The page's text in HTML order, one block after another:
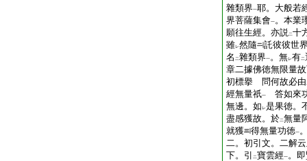
雜類界一耶。大般若
界菩薩集會一。本業
願往生經。亦説二十
雖レ然隨
託彼彼世
名 二雜類界一。無レ有二
章二據佛徳無限量
初標擧 問何故必由
經無量祇一
答如來
無邊。如 レ是果徳。
盡感獲故。於二無量
就獲
得無量功徳一
二。初引文。二解
下。引
二寶雲經一。